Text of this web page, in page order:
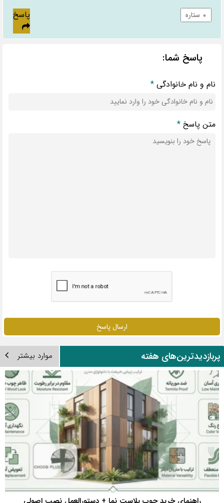
ستاره پاسخ
پاسخ شما:
نام و نام خانوادگی*
متن پاسخ*
ارسال پاسخ
هفته موارد بیشتر